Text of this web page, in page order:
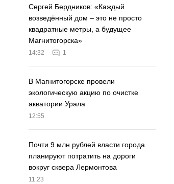
Сергей Бердников: «Каждый
возведённый дом – это не просто
квадратные метры, а будущее
Магнитогорска»
14:32 1
В Магнитогорске провели
экологическую акцию по очистке
акватории Урала
12:55
Почти 9 млн рублей власти города
планируют потратить на дороги
вокруг сквера Лермонтова
11:23